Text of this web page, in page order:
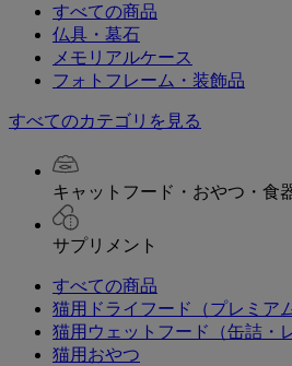
すべての商品
仏具・墓石
メモリアルケース
フォトフレーム・装飾品
すべてのカテゴリを見る
キャットフード・おやつ・食
サプリメント
すべての商品
猫用ドライフード（プレミア
猫用ウェットフード（缶詰・
猫用おやつ